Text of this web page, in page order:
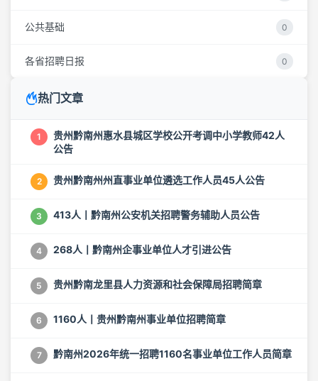
公共基础 0
各省招聘日报 0
热门文章
1
贵州黔南州惠水县城区学校公开考调中小学教师42人
公告
2 贵州黔南州州直事业单位遴选工作人员45人公告
3 413人丨黔南州公安机关招聘警务辅助人员公告
4 268人丨黔南州企事业单位人才引进公告
5 贵州黔南龙里县人力资源和社会保障局招聘简章
6 1160人丨贵州黔南州事业单位招聘简章
7 黔南州2026年统一招聘1160名事业单位工作人员简章